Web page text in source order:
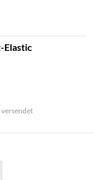
Elastic
versendet